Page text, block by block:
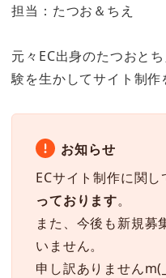
担当：たつお＆ちえ
元々EC出身のたつおと
験を生かしてサイト制作
お知らせ
ECサイト制作に関し
っております。
また、今後も新規募
いません。
申し訳ありません